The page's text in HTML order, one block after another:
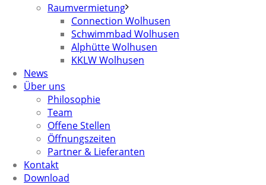
Raumvermietung
Connection Wolhusen
Schwimmbad Wolhusen
Alphütte Wolhusen
KKLW Wolhusen
News
Über uns
Philosophie
Team
Offene Stellen
Öffnungszeiten
Partner & Lieferanten
Kontakt
Download